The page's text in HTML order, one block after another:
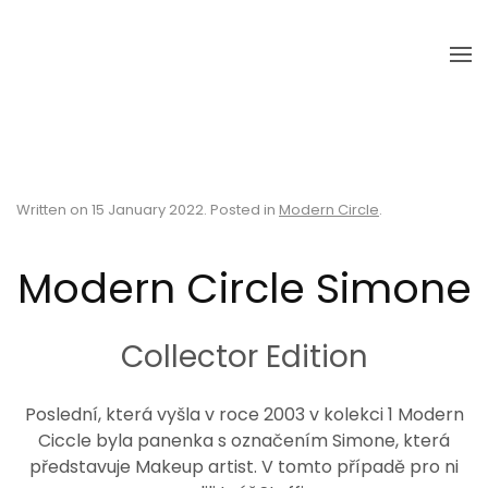
Written on 15 January 2022. Posted in Modern Circle.
Modern Circle Simone
Collector Edition
Poslední, která vyšla v roce 2003 v kolekci 1 Modern
Ciccle byla panenka s označením Simone, která
představuje Makeup artist. V tomto případě pro ni